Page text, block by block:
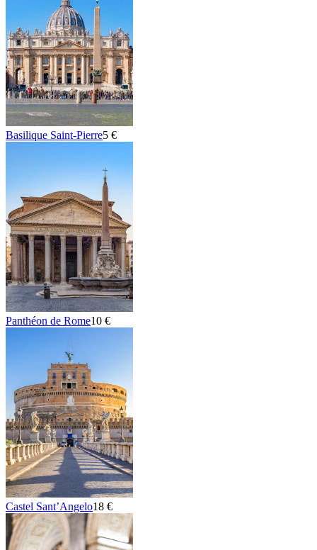
Basilique Saint-Pierre5 €
Panthéon de Rome10 €
Castel Sant’Angelo18 €